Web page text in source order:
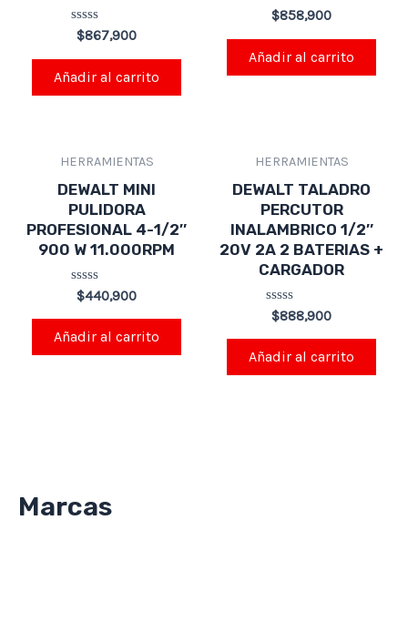
Valorado
en
0
de
5
$867,900
Añadir al carrito
Valorado
en
0
de
5
$858,900
Añadir al carrito
HERRAMIENTAS
DEWALT MINI
PULIDORA
PROFESIONAL 4-1/2″
900 W 11.000RPM
Valorado
en
0
de
5
$440,900
Añadir al carrito
HERRAMIENTAS
DEWALT TALADRO
PERCUTOR
INALAMBRICO 1/2″
20V 2A 2 BATERIAS +
CARGADOR
Valorado
en
0
de
5
$888,900
Añadir al carrito
Marcas